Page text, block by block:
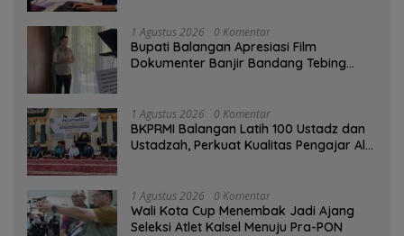
1 Agustus 2026 0 Komentar
Bupati Balangan Apresiasi Film
Dokumenter Banjir Bandang Tebing
1 Agustus 2026 0 Komentar
BKPRMI Balangan Latih 100 Ustadz dan
Ustadzah, Perkuat Kualitas Pengajar Al-
1 Agustus 2026 0 Komentar
Wali Kota Cup Menembak Jadi Ajang
Seleksi Atlet Kalsel Menuju Pra-PON